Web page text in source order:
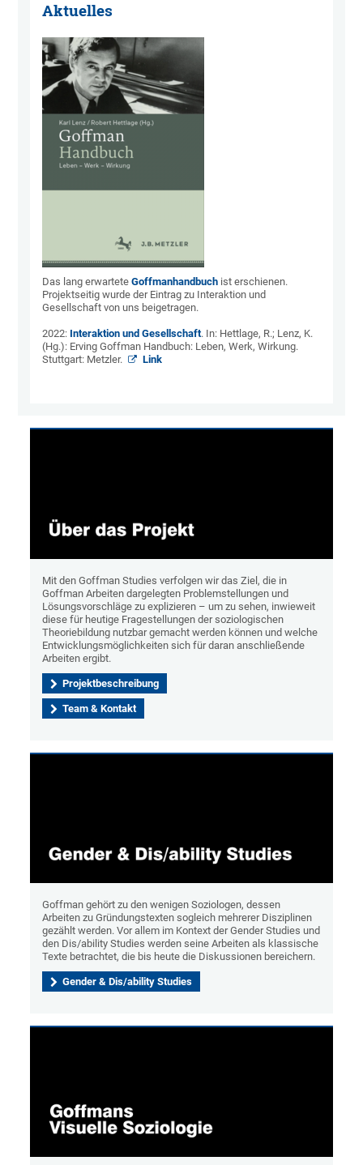
Aktuelles
Das lang erwarteteGoffmanhandbuch ist erschienen.
Projektseitig wurde der Eintrag zu Interaktion und
Gesellschaft von uns beigetragen.
2022: Interaktion und Gesellschaft. In: Hettlage, R.; Lenz, K.
(Hg.): Erving Goffman Handbuch: Leben, Werk, Wirkung.
Stuttgart: Metzler.
Link
Mit den Goffman Studies verfolgen wir das Ziel, die in
Goffman Arbeiten dargelegten Problemstellungen und
Lösungsvorschläge zu explizieren – um zu sehen, inwieweit
diese für heutige Fragestellungen der soziologischen
Theoriebildung nutzbar gemacht werden können und welche
Entwicklungsmöglichkeiten sich für daran anschließende
Arbeiten ergibt.
Projektbeschreibung
Team & Kontakt
Goffman gehört zu den wenigen Soziologen, dessen
Arbeiten zu Gründungstexten sogleich mehrerer Disziplinen
gezählt werden. Vor allem im Kontext der Gender Studies und
den Dis/ability Studies werden seine Arbeiten als klassische
Texte betrachtet, die bis heute die Diskussionen bereichern.
Gender & Dis/ability Studies